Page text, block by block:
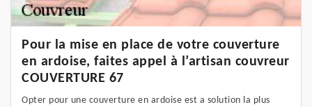
Pour la mise en place de votre couverture
en ardoise, faites appel à l’artisan couvreur
COUVERTURE 67
Opter pour une couverture en ardoise est a solution la plus